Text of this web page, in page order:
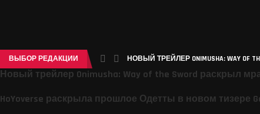
ВЫБОР РЕДАКЦИИ НОВЫЙ ТРЕЙЛЕР ONIMUSHA: WAY OF
Новый трейлер Onimusha: Way of the Sword раскрыл
HoYoverse раскрыла прошлое Одетты в новом тизере